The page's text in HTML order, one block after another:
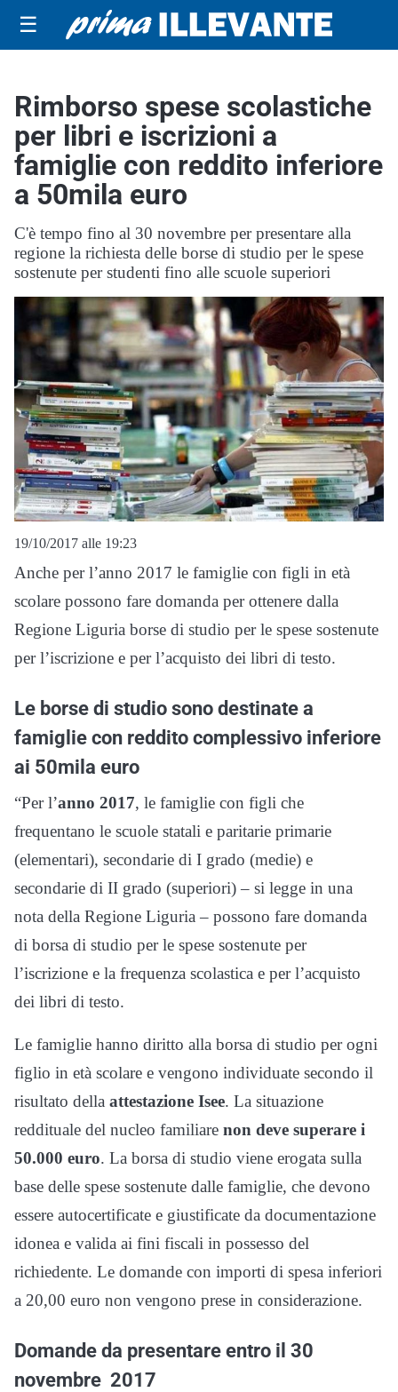
☰
Rimborso spese scolastiche
per libri e iscrizioni a
famiglie con reddito inferiore
a 50mila euro
C'è tempo fino al 30 novembre per presentare alla
regione la richiesta delle borse di studio per le spese
sostenute per studenti fino alle scuole superiori
19/10/2017 alle 19:23
Anche per l’anno 2017 le famiglie con figli in età
scolare possono fare domanda per ottenere dalla
Regione Liguria borse di studio per le spese sostenute
per l’iscrizione e per l’acquisto dei libri di testo.
Le borse di studio sono destinate a
famiglie con reddito complessivo inferiore
ai 50mila euro
“Per l’anno 2017, le famiglie con figli che
frequentano le scuole statali e paritarie primarie
(elementari), secondarie di I grado (medie) e
secondarie di II grado (superiori) – si legge in una
nota della Regione Liguria – possono fare domanda
di borsa di studio per le spese sostenute per
l’iscrizione e la frequenza scolastica e per l’acquisto
dei libri di testo.
Le famiglie hanno diritto alla borsa di studio per ogni
figlio in età scolare e vengono individuate secondo il
risultato della attestazione Isee. La situazione
reddituale del nucleo familiare non deve superare i
50.000 euro. La borsa di studio viene erogata sulla
base delle spese sostenute dalle famiglie, che devono
essere autocertificate e giustificate da documentazione
idonea e valida ai fini fiscali in possesso del
richiedente. Le domande con importi di spesa inferiori
a 20,00 euro non vengono prese in considerazione.
Domande da presentare entro il 30
novembre 2017